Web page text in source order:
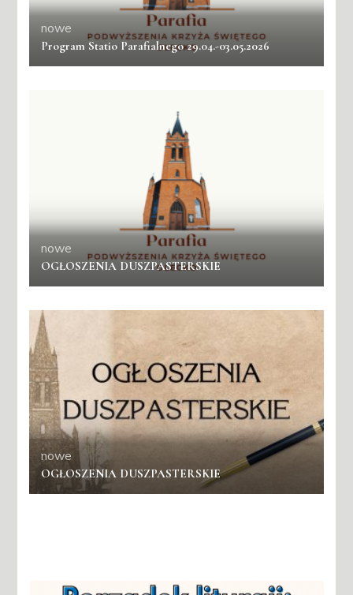
nowe
Program Statio Parafialnego 29.04.-03.05.2026
nowe
OGŁOSZENIA DUSZPASTERSKIE
nowe
OGŁOSZENIA DUSZPASTERSKIE